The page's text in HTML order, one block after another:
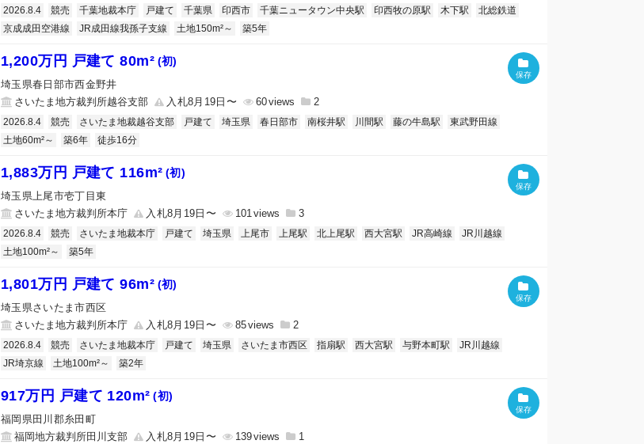
2026.8.4 競売 千葉地裁本庁 戸建て 千葉県 印西市 千葉ニュータウン中央駅 印西牧の原駅 木下駅
北総鉄道
京成成田空港線
JR成田線我孫子支線 土地150m²～ 築5年
1,200万円 戸建て 80m² (初)
埼玉県春日部市西金野井
さいたま地方裁判所越谷支部
入札8月19日〜 60 2
2026.8.4 競売 さいたま地裁越谷支部 戸建て 埼玉県 春日部市 南桜井駅 川間駅 藤の牛島駅
東武野田線
土地60m²～
築6年 徒歩16分
1,883万円 戸建て 116m² (初)
埼玉県上尾市壱丁目東
さいたま地方裁判所本庁
入札8月19日〜 101 3
2026.8.4 競売 さいたま地裁本庁 戸建て 埼玉県 上尾市 上尾駅 北上尾駅 西大宮駅 JR高崎線
JR川越線
土地100m²～
築5年
1,801万円 戸建て 96m² (初)
埼玉県さいたま市西区
さいたま地方裁判所本庁
入札8月19日〜 85 2
2026.8.4 競売 さいたま地裁本庁 戸建て 埼玉県 さいたま市西区 指扇駅 西大宮駅 与野本町駅
JR川越線
JR埼京線
土地100m²～ 築2年
917万円 戸建て 120m² (初)
福岡県田川郡糸田町
福岡地方裁判所田川支部
入札8月19日〜 139 1